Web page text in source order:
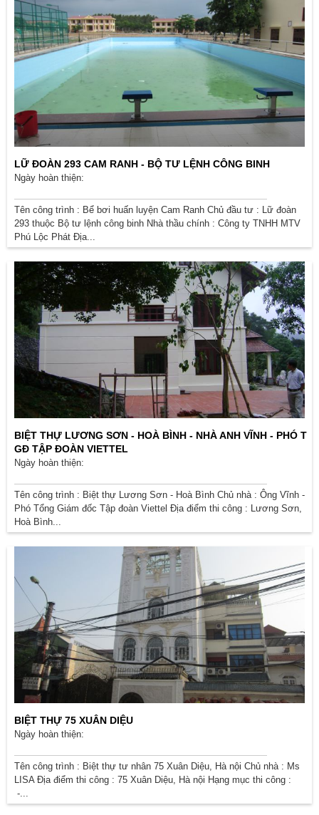
LỮ ĐOÀN 293 CAM RANH - BỘ TƯ LỆNH CÔNG BINH
Ngày hoàn thiện:
Tên công trình : Bể bơi huấn luyện Cam Ranh Chủ đầu tư : Lữ đoàn
293 thuộc Bộ tư lệnh công binh Nhà thầu chính : Công ty TNHH MTV
Phú Lộc Phát Địa...
BIỆT THỰ LƯƠNG SƠN - HOÀ BÌNH - NHÀ ANH VĨNH - PHÓ T
GĐ TẬP ĐOÀN VIETTEL
Ngày hoàn thiện:
Tên công trình : Biệt thự Lương Sơn - Hoà Bình Chủ nhà : Ông Vĩnh -
Phó Tổng Giám đốc Tập đoàn Viettel Địa điểm thi công : Lương Sơn,
Hoà Bình...
BIỆT THỰ 75 XUÂN DIỆU
Ngày hoàn thiện:
Tên công trình : Biệt thự tư nhân 75 Xuân Diệu, Hà nội Chủ nhà : Ms
LISA Địa điểm thi công : 75 Xuân Diệu, Hà nội Hạng mục thi công :
-...